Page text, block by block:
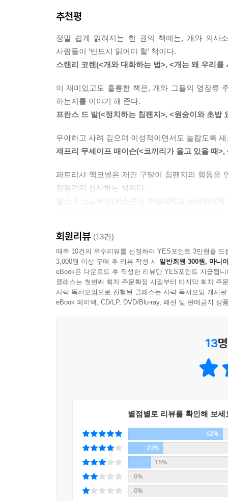
경험 많고 자신감에 차 있는 성년기 늑대들은 거
자신감에 이끌린다. 개는 조용하고 침착한 사람을
거나 통제력이 없는 자라고 생각한다. ---p.321
우리는 ‘개보다 우위에 있어야 한다.’라는 잘못된
때문에 그만큼 소리치기, 목줄 잡아당기기, 흔들
나 이런 가혹한 체벌은 오히려 방어적인 차원에
---p.328
때문에 일어나는 것이라면?
개의 모든 문제 행동에는 이유가 있다. 개를 탓하
몸짓에서 비롯된 것이기 때문이다. 내 앞에서는
사람의 태도가 개의 행동에 얼마나 큰 영향을 미치
이 책은 우리의 목소리와 몸짓을 살짝 바꾸는
보인다. 주인은 주인대로 힘들고 개는 개대로
알게 될 것이다. 그 문제 행동들은 눈 녹듯 사라질
개를 얼마나 혼란스럽게 만드는지를 지적하는 새
있고, 개는 특히 태어나서 죽을 때까지의 일생
곤두세우고 살 수밖에 없다. 그러나 안타깝게도
말을 못 알아듣는 게 당연하다는 사실을 종종 잊곤
말이 통하지 않아 고통 받는 것은 우리보다 약자
때문이다. 개는 말을 할 수도 없고 우리 마음을
과연 우리는 개에게 원하는 바를 올바르게 전달하
행동들을 한다. 포옹을 예를 들어보자. 우리는
짓이다. 눈 맞춤도 마찬가지다. 시선을 정면으로
긴장한 채 으르렁대기 일쑤다. 우리는 그저 따스
이렇듯 동물행동학자이자 30년 경력의 개 훈련사
우리가 개 주변에서 어떻게, 왜 그렇게 행동하는
우리의 목소리와 몸짓을 어떻게 사용해야 하는지
추천평
정말 쉽게 읽혀지는 한 권의 책에는, 개와 의사
사람들이 ‘반드시 읽어야 할’ 책이다.
스탠리 코렌(<개와 대화하는 법>, <개는 왜 우리
이 재미있고도 훌륭한 책은, 개와 그들의 영장류
하는지를 이야기 해 준다.
프란스 드 발(<정치하는 침팬지>, <원숭이와 초밥
우아하고 사려 깊으며 이성적이면서도 놀랍도록
제프리 무세이프 매이슨(<코끼리가 울고 있을 때
패트리샤 맥코넬은 제인 구달이 침팬지의 행동을
감동까지 선사하는 책이다.
빛나고 있다.
클라우디아 카진스카( 지 편집장)
회원리뷰 (13건)
매주 10건의 우수리뷰를 선정하여 YES포인트 3만원을 드
3,000원 이상 구매 후 리뷰 작성 시 일반회원 300원, 마니
eBook은 다운로드 후 작성한 리뷰만 YES포인트 지급됩니
클래스는 첫번째 회차 주문확정 시점부터 마지막 회차 주
사락 독서모임으로 진행된 클래스는 사락 독서모임 게시
eBook 페이백, CD/LP, DVD/Blu-ray, 패션 및 판매금지 상
13
별점별로 리뷰를 확인해 보세
62%
23%
15%
0%
0%